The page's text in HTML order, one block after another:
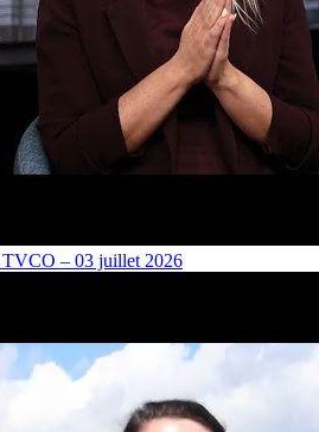
TVCO – 03 juillet 2026